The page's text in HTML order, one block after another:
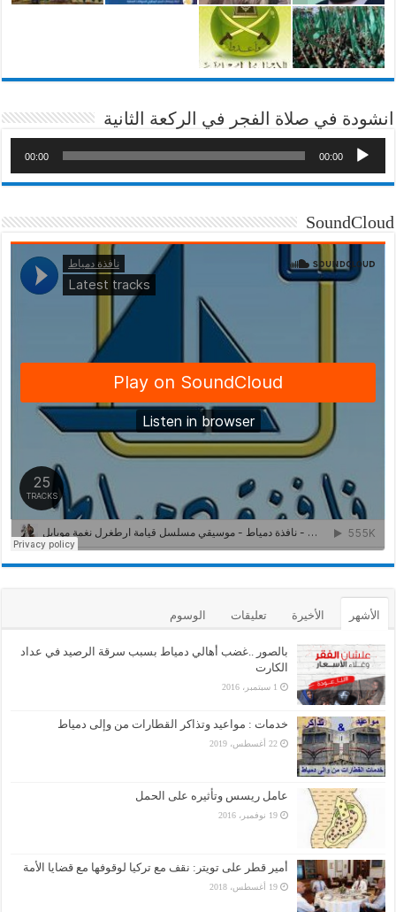
انشودة في صلاة الفجر في الركعة الثانية
00:00
00:00
SoundCloud
الأشهر الأخيرة تعليقات الوسوم
بالصور ..غضب أهالي دمياط بسبب سرقة الرصيد في عداد
الكارت
1 سبتمبر، 2016
خدمات : مواعيد وتذاكر القطارات من وإلى دمياط
22 أغسطس، 2019
عامل ريسس وتأثيره على الحمل
19 نوفمبر، 2016
أمير قطر على تويتر: نقف مع تركيا لوقوفها مع قضايا الأمة
19 أغسطس، 2018